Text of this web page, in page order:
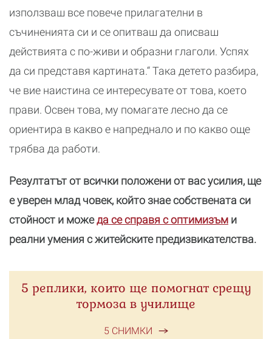
използваш все повече прилагателни в
съчиненията си и се опитваш да описваш
действията с по-живи и образни глаголи. Успях
да си представя картината.“ Така детето разбира,
че вие наистина се интересувате от това, което
прави. Освен това, му помагате лесно да се
ориентира в какво е напреднало и по какво още
трябва да работи.
Резултатът от всички положени от вас усилия, ще
е уверен млад човек, който знае собствената си
стойност и можеда се справя с оптимизъм и
реални умения с житейските предизвикателства.
5 реплики, които ще помогнат срещу
тормоза в училище
5 СНИМКИ